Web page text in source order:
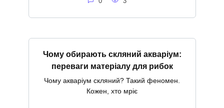
Чому обирають скляний акваріум:
переваги матеріалу для рибок
Чому акваріум скляний? Такий феномен.
Кожен, хто мріє